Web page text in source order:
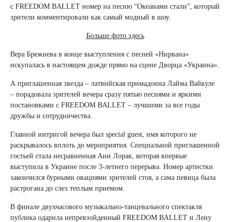
с FREEDOM BALLET номер на песню “Океанами стали”, который
зрители комментировали как самый модный в шоу.
Больше фото здесь
Вера Брежнева в конце выступления с песней «Нирвана»
искупалась в настоящем дожде прямо на сцене Дворца «Украина».
А приглашенная звезда – латвийская примадонна Лайма Вайкуле
– порадовала зрителей вечера сразу пятью песнями и яркими
постановками с FREEDOM BALLET – лучшими за все годы
дружбы и сотрудничества.
Главной интригой вечера был special guest, имя которого не
раскрывалось вплоть до мероприятия. Специальной приглашенной
гостьей стала несравненная Ани Лорак, которая впервые
выступила в Украине после 3-летнего перерыва. Номер артистки
закончился бурными овациями зрителей стоя, а сама певица была
растрогана до слез теплым приемом.
В финале двухчасового музыкально-танцевального спектакля
публика одарила непревзойденный FREEDOM BALLET и Лену